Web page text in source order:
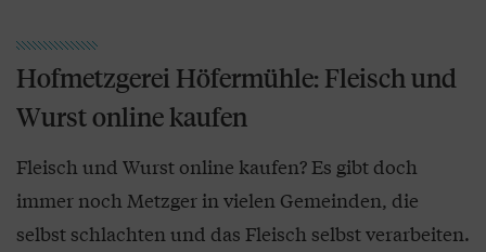
Hofmetzgerei Höfermühle: Fleisch und
Wurst online kaufen
Fleisch und Wurst online kaufen? Es gibt doch
immer noch Metzger in vielen Gemeinden, die
selbst schlachten und das Fleisch selbst verarbeiten.